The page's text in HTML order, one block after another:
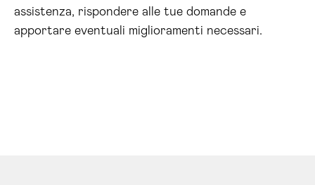
assistenza, rispondere alle tue domande e
apportare eventuali miglioramenti necessari.